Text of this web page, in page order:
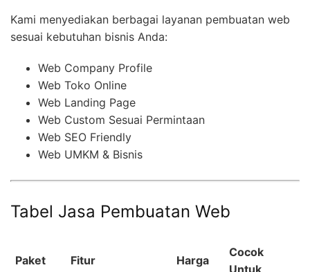
Kami menyediakan berbagai layanan pembuatan web
sesuai kebutuhan bisnis Anda:
Web Company Profile
Web Toko Online
Web Landing Page
Web Custom Sesuai Permintaan
Web SEO Friendly
Web UMKM & Bisnis
Tabel Jasa Pembuatan Web
Paket Fitur Harga
Cocok
Untuk